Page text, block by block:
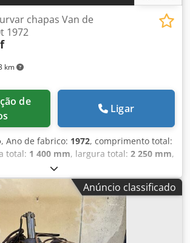
km
chapas Van de
1972
Ligar
, Ano de fabrico: 1972, comprimento total:
total: 1 400 mm, largura total: 2 250 mm,
vazio: 2.000 kg Preço: Sob consulta -
1972 - Documentação disponível: Não -
- Controlo: Convencional - Dimensões
mm x 2250 mm x 1400 mm (c x l x a) -
[kg]: 2000 kg - Embalagens de
1 Informações financeiras IVA: O
Anúncio classificado